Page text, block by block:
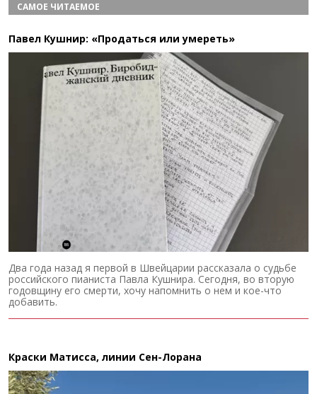
САМОЕ ЧИТАЕМОЕ
Павел Кушнир: «Продаться или умереть»
Два года назад я первой в Швейцарии рассказала о судьбе
российского пианиста Павла Кушнира. Сегодня, во вторую
годовщину его смерти, хочу напомнить о нем и кое-что
добавить.
Краски Матисса, линии Сен-Лорана